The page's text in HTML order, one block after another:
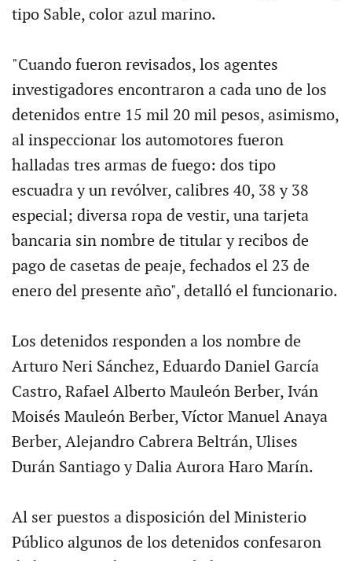
tipo Sable, color azul marino.
"Cuando fueron revisados, los agentes
investigadores encontraron a cada uno de los
detenidos entre 15 mil 20 mil pesos, asimismo,
al inspeccionar los automotores fueron
halladas tres armas de fuego: dos tipo
escuadra y un revólver, calibres 40, 38 y 38
especial; diversa ropa de vestir, una tarjeta
bancaria sin nombre de titular y recibos de
pago de casetas de peaje, fechados el 23 de
enero del presente año", detalló el funcionario.
Los detenidos responden a los nombre de
Arturo Neri Sánchez, Eduardo Daniel García
Castro, Rafael Alberto Mauleón Berber, Iván
Moisés Mauleón Berber, Víctor Manuel Anaya
Berber, Alejandro Cabrera Beltrán, Ulises
Durán Santiago y Dalia Aurora Haro Marín.
Al ser puestos a disposición del Ministerio
Público algunos de los detenidos confesaron